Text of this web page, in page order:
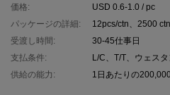
価格:
USD 0.6-1.0 / pc
パッケージの詳細:
12pcs/ctn、2500
受渡し時間:
30-45仕事日
支払条件:
L/C、T/T、ウェス
供給の能力:
1日あたりの